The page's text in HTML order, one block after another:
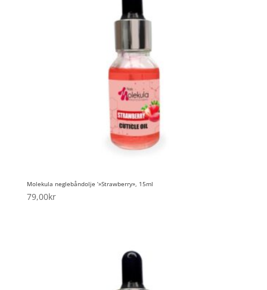
Molekula neglebåndolje ‘»Strawberry», 15ml
79,00kr